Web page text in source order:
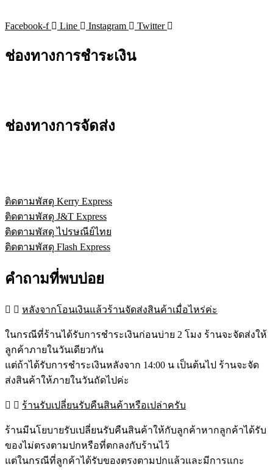
Facebook-f Line Instagram Twitter
ช่องทางการชำระเงิน
ช่องทางการจัดส่ง
ติดตามพัสดุ Kerry Express
ติดตามพัสดุ J&T Express
ติดตามพัสดุ ไปรษณีย์ไทย
ติดตามพัสดุ Flash Express
คำถามที่พบบ่อย
หลังจากโอนเงินแล้วร้านจัดส่งสินค้าเมื่อไหร่ค่ะ
ในกรณีที่ร้านได้รับการชำระเงินก่อนบ่าย 2 โมง ร้านจะจัดส่งให้
ลูกค้าภายในวันเดียวกัน
แต่ถ้าได้รับการชำระเงินหลังจาก 14:00 น เป็นต้นไป ร้านจะจัด
ส่งสินค้าให้ภายในวันถัดไปค่ะ
ร้านรับเปลี่ยนรับคืนสินค้าหรือเปล่าครับ
ร้านมีนโยบายรับเปลี่ยนรับคืนสินค้าให้กับลูกค้าหากลูกค้าได้รับ
ของไม่ตรงตามปกหรือที่ตกลงกับร้านไว้
แต่ในกรณีที่ลูกค้าได้รับของตรงตามปกแล้วและมีการแกะ